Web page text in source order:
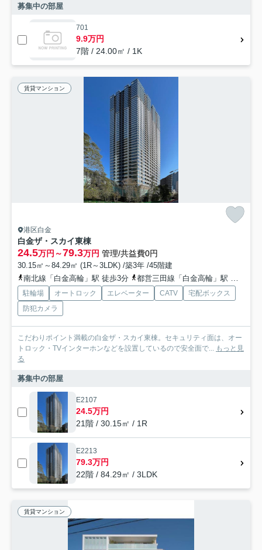
募集中の部屋
701
9.9万円
7階 / 24.00㎡ / 1K
賃貸マンション
港区白金
白金ザ・スカイ東棟
24.5万円～79.3万円 管理/共益費0円
30.15㎡～84.29㎡ (1R～3LDK) /築3年 /45階建
南北線「白金高輪」駅 徒歩3分
都営三田線「白金高輪」駅 徒歩3分
駐輪場 オートロック エレベーター CATV
宅配ボックス
防犯カメラ
こだわりポイント満載の白金ザ・スカイ東棟。セキュリティ面は、オー
トロック・TVインターホンなどを設置しているので安全面で... もっと見
る
募集中の部屋
E2107
24.5万円
21階 / 30.15㎡ / 1R
E2213
79.3万円
22階 / 84.29㎡ / 3LDK
賃貸マンション